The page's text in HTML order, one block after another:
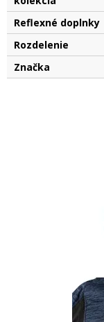
Reflexné doplnky
Rozdelenie
Značka